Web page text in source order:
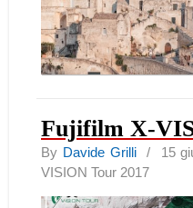
Fujifilm X-
By Davide Grilli/ 15
VISION Tour 2017